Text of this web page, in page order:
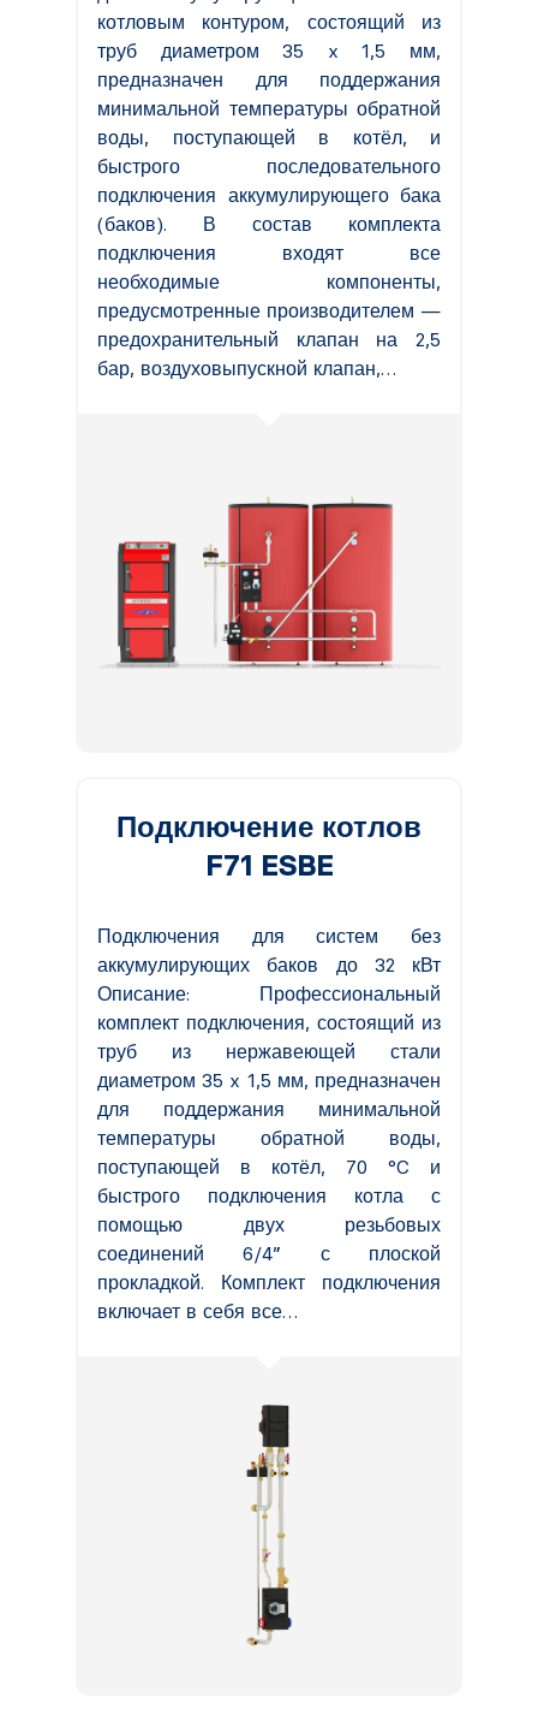
котловым контуром, состоящий из
труб диаметром 35 x 1,5 мм,
предназначен для поддержания
минимальной температуры обратной
воды, поступающей в котёл, и
быстрого последовательного
подключения аккумулирующего бака
(баков). В состав комплекта
подключения входят все
необходимые компоненты,
предусмотренные производителем —
предохранительный клапан на 2,5
бар, воздуховыпускной клапан,…
Подключение котлов
F71 ESBE
Подключения для систем без
аккумулирующих баков до 32 кВт
Описание: Профессиональный
комплект подключения, состоящий из
труб из нержавеющей стали
диаметром 35 x 1,5 мм, предназначен
для поддержания минимальной
температуры обратной воды,
поступающей в котёл, 70 °C и
быстрого подключения котла с
помощью двух резьбовых
соединений 6/4” с плоской
прокладкой. Комплект подключения
включает в себя все…